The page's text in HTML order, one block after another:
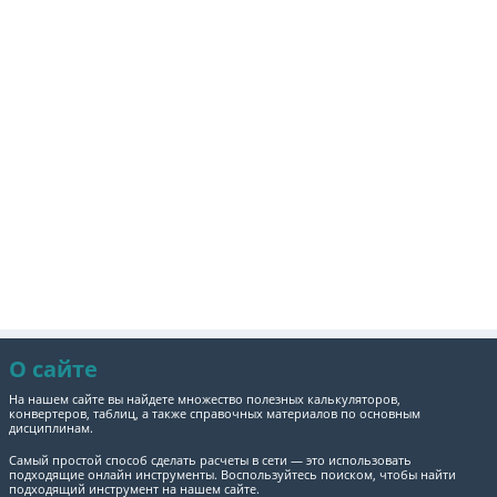
О сайте
На нашем сайте вы найдете множество полезных калькуляторов,
конвертеров, таблиц, а также справочных материалов по основным
дисциплинам.
Самый простой способ сделать расчеты в сети — это использовать
подходящие онлайн инструменты. Воспользуйтесь поиском, чтобы найти
подходящий инструмент на нашем сайте.